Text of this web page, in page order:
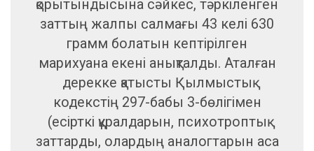
қорытындысына сәйкес, тәркіленген
заттың жалпы салмағы 43 келі 630
грамм болатын кептірілген
марихуана екені анықталды. Аталған
дерекке қатысты Қылмыстық
кодекстің 297-бабы 3-бөлігімен
(есірткі құралдарын, психотроптық
заттарды, олардың аналогтарын аса